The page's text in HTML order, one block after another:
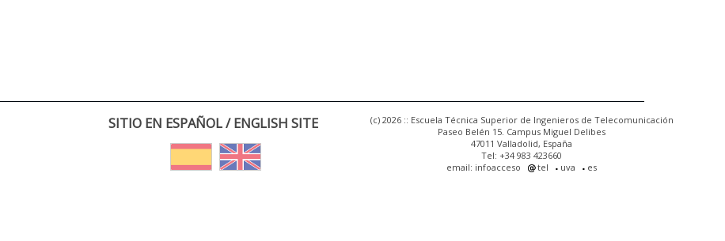
SITIO EN ESPAÑOL / ENGLISH SITE
(c) 2026 :: Escuela Técnica Superior de Ingenieros de Telecomunicación
Paseo Belén 15. Campus Miguel Delibes
47011 Valladolid, España
Tel: +34 983 423660
email: infoacceso
tel uva es